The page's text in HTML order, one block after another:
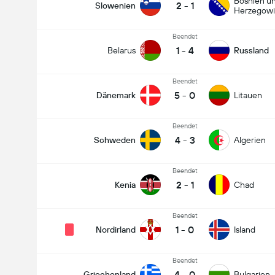
Slowenien 2 - 1
Belarus
Beendet
1 - 4 Russland
Dänemark
Beendet
5 - 0 Litauen
Schweden
Beendet
4 - 3 Algerien
Kenia
Beendet
2 - 1 Chad
Nordirland
Beendet
1 - 0 Island
Beendet